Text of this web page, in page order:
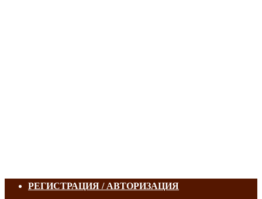
РЕГИСТРАЦИЯ / АВТОРИЗАЦИЯ